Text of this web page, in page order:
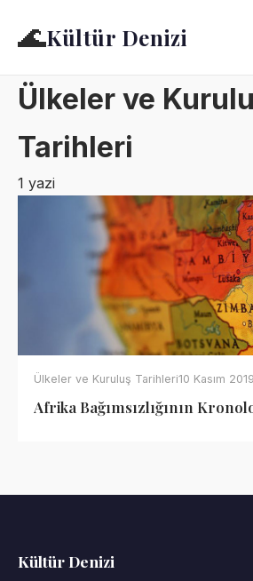
🌊Kültür Denizi
Ülkeler ve
Tarihleri
1 yazi
Ülkeler ve Kuruluş Tarihleri10 Kasım 2019
Afrika Bağımsızlığının
Kültür Denizi